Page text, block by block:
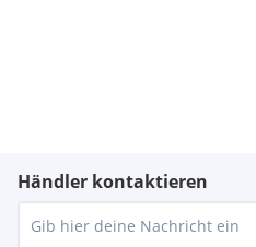
Händler kontaktieren